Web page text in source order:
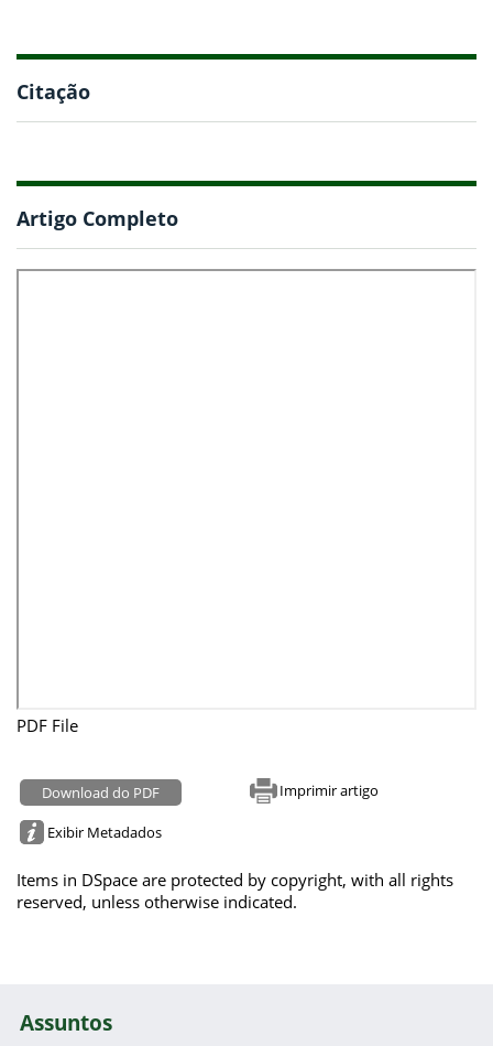
Citação
Artigo Completo
PDF File
Download do PDF Imprimir artigo
Exibir Metadados
Items in DSpace are protected by copyright, with all rights
reserved, unless otherwise indicated.
Assuntos